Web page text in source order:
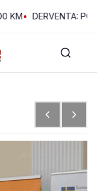
DERVENTA: